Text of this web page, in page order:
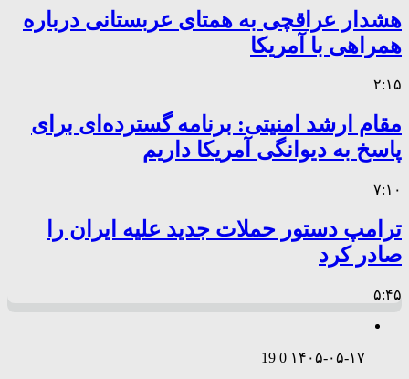
هشدار عراقچی به همتای عربستانی درباره
همراهی با آمریکا
۲:۱۵
مقام ارشد امنیتی: برنامه گسترده‌ای برای
پاسخ به دیوانگی آمریکا داریم
۷:۱۰
ترامپ دستور حملات جدید علیه ایران را
صادر کرد
۵:۴۵
۱۴۰۵-۰۵-۱۷ 0
19